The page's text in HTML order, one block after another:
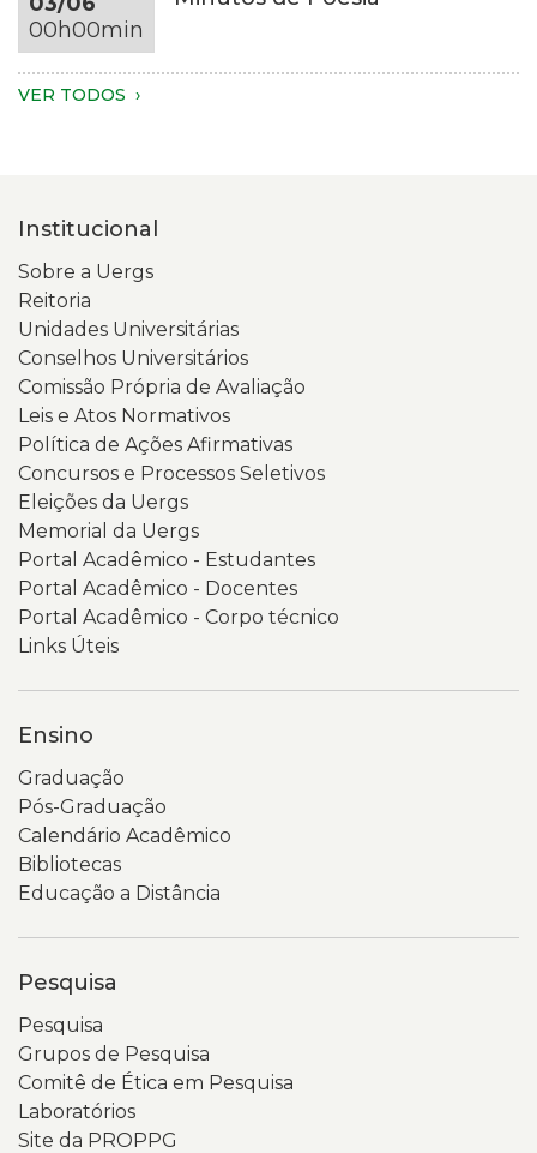
do
tronco
visíveis.
moletom
verde-
claro.
Na
tela
do
celular,
aparece
a
página
da
Consulta
Popular
2026,
com
em
tons
verde
e
elementos
gráficos
circulares.
ler
o
título
“Consulta
Popular
2026”
em
um
com
suave.
Na
tela
está
aberta
a
página
inicial
do
Portal
da
Transparência
e
Governança
da
Estadual
do
Grande
do
Sul
(Uergs).
No
o
logotipo
da
Uergs
e
um
00h00min
VER TODOS
Institucional
Sobre a Uergs
Reitoria
Unidades Universitárias
Conselhos Universitários
Comissão Própria de Avaliação
Leis e Atos Normativos
Política de Ações Afirmativas
Concursos e Processos Seletivos
Eleições da Uergs
Memorial da Uergs
Portal Acadêmico - Estudantes
Portal Acadêmico - Docentes
Portal Acadêmico - Corpo técnico
Links Úteis
Ensino
Graduação
Pós-Graduação
Calendário Acadêmico
Bibliotecas
Educação a Distância
Pesquisa
Pesquisa
Grupos de Pesquisa
Comitê de Ética em Pesquisa
Laboratórios
Site da PROPPG